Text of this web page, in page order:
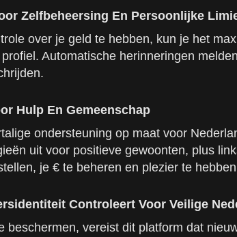
Zelfbeheersing En Persoonlijke
over je geld te hebben, kun je het
Automatische herinneringen
Hulp En Gemeenschap
ondersteuning op maat voor
uit voor positieve gewoonten, plus
je € te beheren en plezier te
Controleert Voor Veilige
beschermen, vereist dit platform dat